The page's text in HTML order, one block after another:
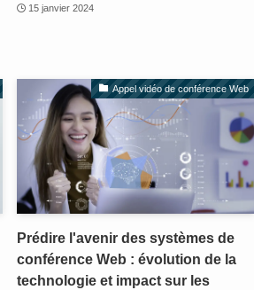
15 janvier 2024
Appel vidéo de conférence Web
Prédire l'avenir des systèmes de
conférence Web : évolution de la
technologie et impact sur les